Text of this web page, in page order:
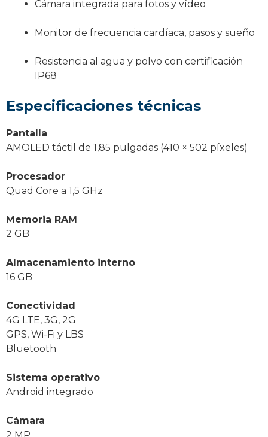
Cámara integrada para fotos y vídeo
Monitor de frecuencia cardíaca, pasos y sueño
Resistencia al agua y polvo con certificación
IP68
Especificaciones técnicas
Pantalla
AMOLED táctil de 1,85 pulgadas (410 × 502 píxeles)
Procesador
Quad Core a 1,5 GHz
Memoria RAM
2 GB
Almacenamiento interno
16 GB
Conectividad
4G LTE, 3G, 2G
GPS, Wi-Fi y LBS
Bluetooth
Sistema operativo
Android integrado
Cámara